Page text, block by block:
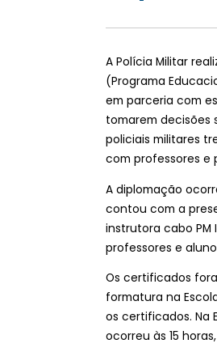
A Polícia Militar
(Programa
em parceria com
tomarem decisões
policiais militares
com professores e
A diplomação
contou com a
instrutora cabo PM
professores e
Os certificados
formatura na
os certificados. Na
ocorreu às 15